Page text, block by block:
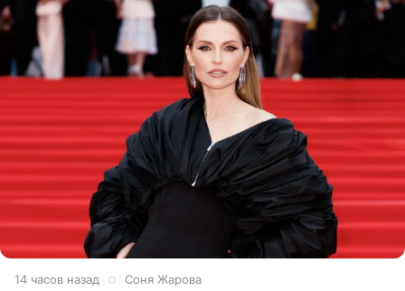
14 часов назад Соня Жарова